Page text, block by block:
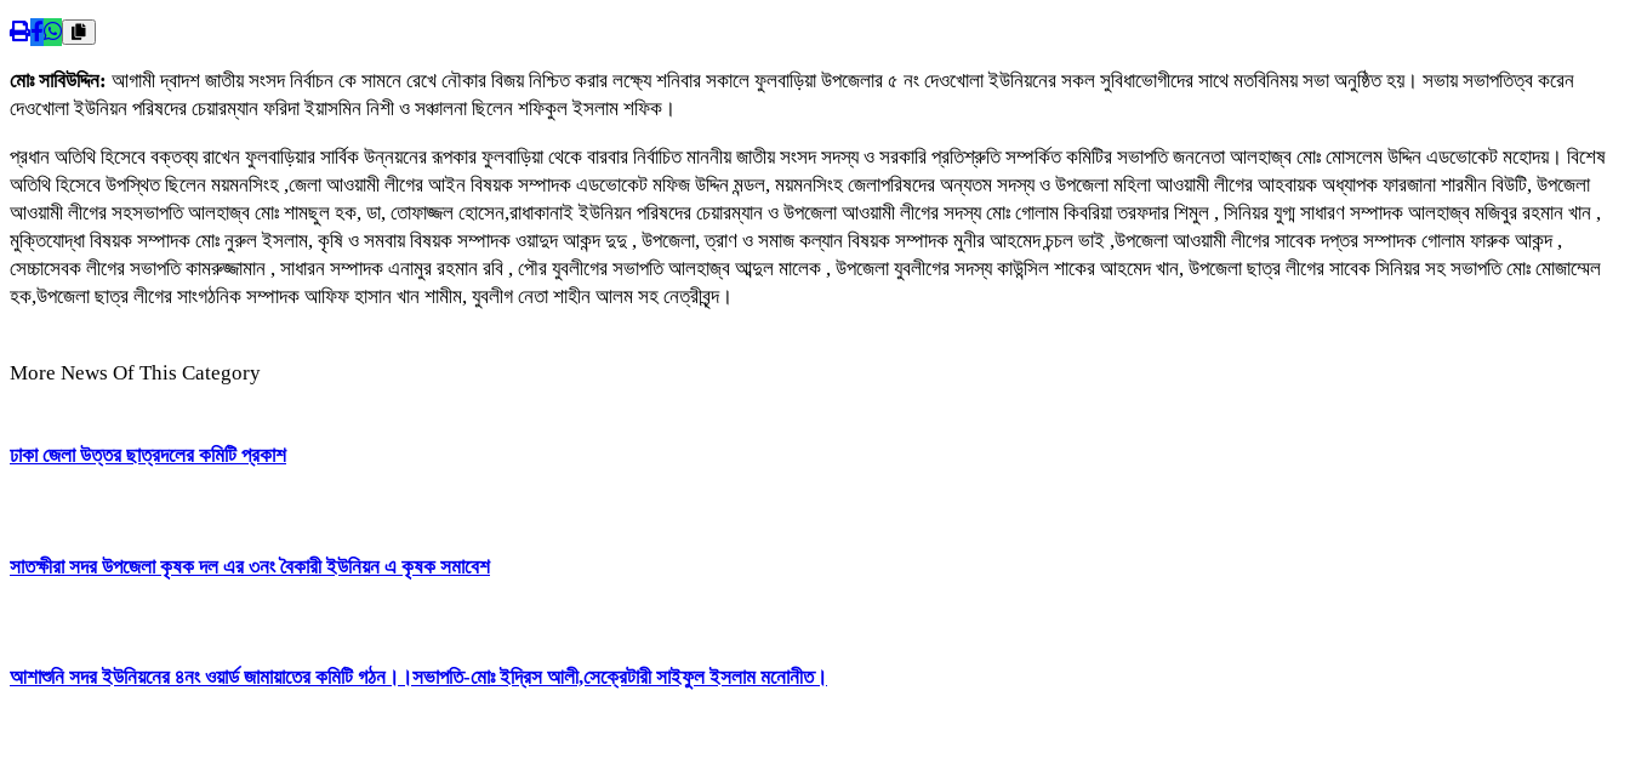
মোঃ সাবিউদ্দিন: আগামী দ্বাদশ জাতীয় সংসদ নির্বাচন কে সামনে রেখে নৌকার বিজয় নিশ্চিত করার লক্ষ্যে শনিবার সকালে ফুলবাড়িয়া উপজেলার ৫ নং দেওখোলা ইউনিয়নের সকল সুবিধাভোগীদের সাথে মতবিনিময় সভা অনুষ্ঠিত হয়। সভায় সভাপতিত্ব করেন
দেওখোলা ইউনিয়ন পরিষদের চেয়ারম্যান ফরিদা ইয়াসমিন নিশী ও সঞ্চালনা ছিলেন শফিকুল ইসলাম শফিক।
প্রধান অতিথি হিসেবে বক্তব্য রাখেন ফুলবাড়িয়ার সার্বিক উন্নয়নের রূপকার ফুলবাড়িয়া থেকে বারবার নির্বাচিত মাননীয় জাতীয় সংসদ সদস্য ও সরকারি প্রতিশ্রুতি সম্পর্কিত কমিটির সভাপতি জননেতা আলহাজ্ব মোঃ মোসলেম উদ্দিন এডভোকেট মহোদয়। বিশেষ
অতিথি হিসেবে উপস্থিত ছিলেন ময়মনসিংহ ,জেলা আওয়ামী লীগের আইন বিষয়ক সম্পাদক এডভোকেট মফিজ উদ্দিন মন্ডল, ময়মনসিংহ জেলাপরিষদের অন্যতম সদস্য ও উপজেলা মহিলা আওয়ামী লীগের আহবায়ক অধ্যাপক ফারজানা শারমীন বিউটি, উপজেলা
আওয়ামী লীগের সহসভাপতি আলহাজ্ব মোঃ শামছুল হক, ডা, তোফাজ্জল হোসেন,রাধাকানাই ইউনিয়ন পরিষদের চেয়ারম্যান ও উপজেলা আওয়ামী লীগের সদস্য মোঃ গোলাম কিবরিয়া তরফদার শিমুল , সিনিয়র যুগ্ম সাধারণ সম্পাদক আলহাজ্ব মজিবুর রহমান খান ,
মুক্তিযোদ্ধা বিষয়ক সম্পাদক মোঃ নুরুল ইসলাম, কৃষি ও সমবায় বিষয়ক সম্পাদক ওয়াদুদ আকন্দ দুদু , উপজেলা, ত্রাণ ও সমাজ কল্যান বিষয়ক সম্পাদক মুনীর আহমেদ চন্চল ভাই ,উপজেলা আওয়ামী লীগের সাবেক দপ্তর সম্পাদক গোলাম ফারুক আকন্দ ,
সেচ্চাসেবক লীগের সভাপতি কামরুজ্জামান , সাধারন সম্পাদক এনামুর রহমান রবি , পৌর যুবলীগের সভাপতি আলহাজ্ব আব্দুল মালেক , উপজেলা যুবলীগের সদস্য কাউন্সিল শাকের আহমেদ খান, উপজেলা ছাত্র লীগের সাবেক সিনিয়র সহ সভাপতি মোঃ মোজাম্মেল
হক,উপজেলা ছাত্র লীগের সাংগঠনিক সম্পাদক আফিফ হাসান খান শামীম, যুবলীগ নেতা শাহীন আলম সহ নেত্রীবৃন্দ।
More News Of This Category
ঢাকা জেলা উত্তর ছাত্রদলের কমিটি প্রকাশ
সাতক্ষীরা সদর উপজেলা কৃষক দল এর ৩নং বৈকারী ইউনিয়ন এ কৃষক সমাবেশ
আশাশুনি সদর ইউনিয়নের ৪নং ওয়ার্ড জামায়াতের কমিটি গঠন।।সভাপতি-মোঃ ইদ্রিস আলী,সেক্রেটারী সাইফুল ইসলাম মনোনীত।